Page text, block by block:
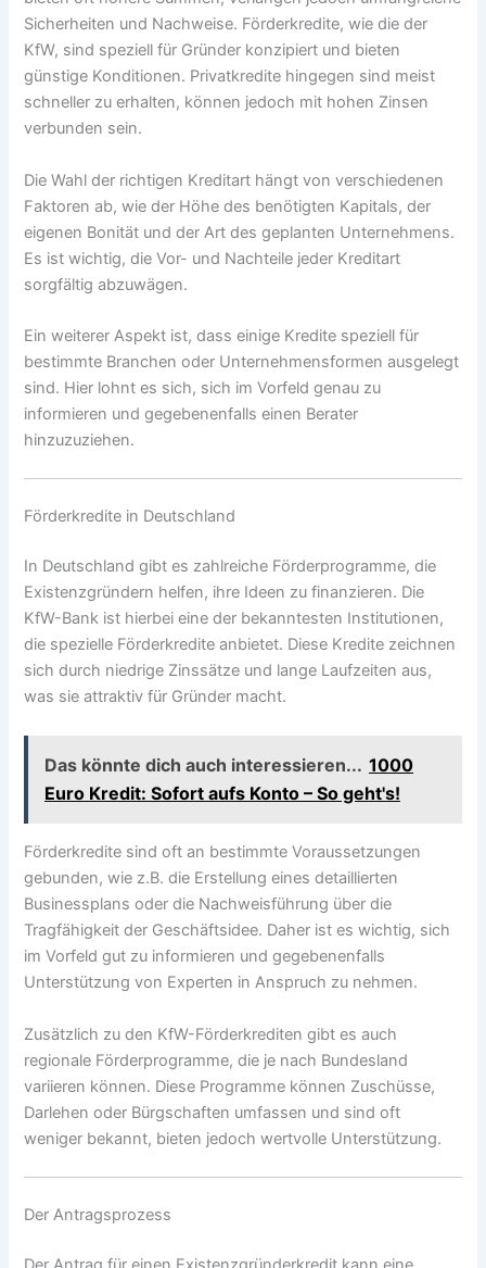
Sicherheiten und Nachweise. Förderkredite, wie die der
KfW, sind speziell für Gründer konzipiert und bieten
günstige Konditionen. Privatkredite hingegen sind meist
schneller zu erhalten, können jedoch mit hohen Zinsen
verbunden sein.
Die Wahl der richtigen Kreditart hängt von verschiedenen
Faktoren ab, wie der Höhe des benötigten Kapitals, der
eigenen Bonität und der Art des geplanten Unternehmens.
Es ist wichtig, die Vor- und Nachteile jeder Kreditart
sorgfältig abzuwägen.
Ein weiterer Aspekt ist, dass einige Kredite speziell für
bestimmte Branchen oder Unternehmensformen ausgelegt
sind. Hier lohnt es sich, sich im Vorfeld genau zu
informieren und gegebenenfalls einen Berater
hinzuzuziehen.
Förderkredite in Deutschland
In Deutschland gibt es zahlreiche Förderprogramme, die
Existenzgründern helfen, ihre Ideen zu finanzieren. Die
KfW-Bank ist hierbei eine der bekanntesten Institutionen,
die spezielle Förderkredite anbietet. Diese Kredite zeichnen
sich durch niedrige Zinssätze und lange Laufzeiten aus,
was sie attraktiv für Gründer macht.
Das könnte dich auch interessieren... 1000
Euro Kredit: Sofort aufs Konto – So geht's!
Förderkredite sind oft an bestimmte Voraussetzungen
gebunden, wie z.B. die Erstellung eines detaillierten
Businessplans oder die Nachweisführung über die
Tragfähigkeit der Geschäftsidee. Daher ist es wichtig, sich
im Vorfeld gut zu informieren und gegebenenfalls
Unterstützung von Experten in Anspruch zu nehmen.
Zusätzlich zu den KfW-Förderkrediten gibt es auch
regionale Förderprogramme, die je nach Bundesland
variieren können. Diese Programme können Zuschüsse,
Darlehen oder Bürgschaften umfassen und sind oft
weniger bekannt, bieten jedoch wertvolle Unterstützung.
Der Antragsprozess